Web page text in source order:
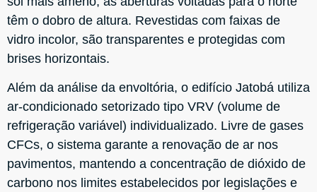
têm o dobro de altura. Revestidas com faixas de
vidro incolor, são transparentes e protegidas com
brises horizontais.
Além da análise da envoltória, o edifício Jatobá utiliza
ar-condicionado setorizado tipo VRV (volume de
refrigeração variável) individualizado. Livre de gases
CFCs, o sistema garante a renovação de ar nos
pavimentos, mantendo a concentração de dióxido de
carbono nos limites estabelecidos por legislações e